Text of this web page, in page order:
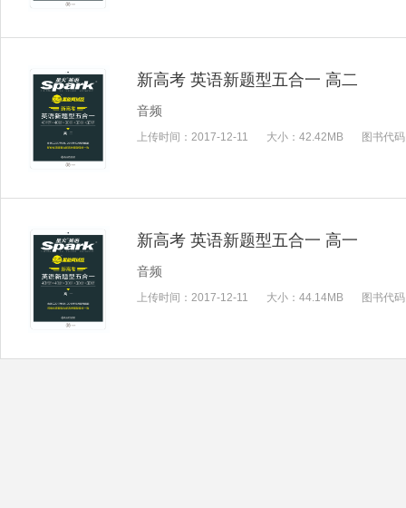
新高考 英语新题型五合一 高二
音频
上传时间： 2017-12-11 大小： 42.42MB 图书代
新高考 英语新题型五合一 高一
音频
上传时间： 2017-12-11 大小： 44.14MB 图书代